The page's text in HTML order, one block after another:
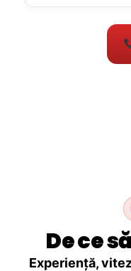
De ce
Experiență,